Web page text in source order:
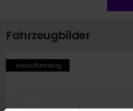
Fahrzeugbilder